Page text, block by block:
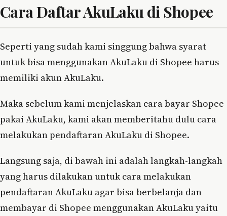
Cara Daftar AkuLaku di Shopee
Seperti yang sudah kami singgung bahwa syarat
untuk bisa menggunakan AkuLaku di Shopee harus
memiliki akun AkuLaku.
Maka sebelum kami menjelaskan cara bayar Shopee
pakai AkuLaku, kami akan memberitahu dulu cara
melakukan pendaftaran AkuLaku di Shopee.
Langsung saja, di bawah ini adalah langkah-langkah
yang harus dilakukan untuk cara melakukan
pendaftaran AkuLaku agar bisa berbelanja dan
membayar di Shopee menggunakan AkuLaku yaitu